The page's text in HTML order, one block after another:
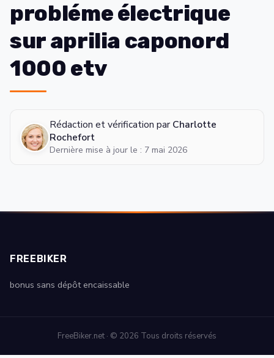
probléme électrique
sur aprilia caponord
1000 etv
Rédaction et vérification par Charlotte
Rochefort
Dernière mise à jour le : 7 mai 2026
FREEBIKER
bonus sans dépôt encaissable
FreeBiker.net · © 2026 Tous droits réservés